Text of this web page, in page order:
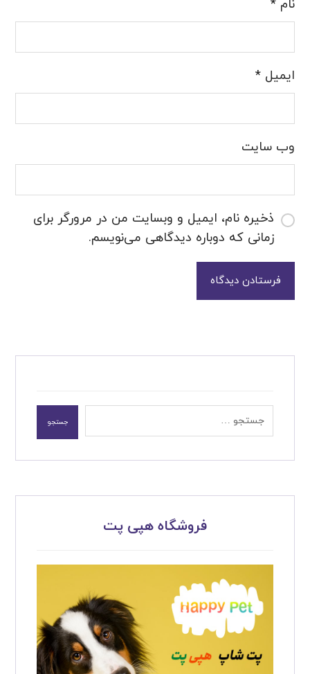
نام*
ایمیل*
وب‌ سایت
ذخیره نام، ایمیل و وبسایت من در مرورگر برای
زمانی که دوباره دیدگاهی می‌نویسم.
فرستادن دیدگاه
جستجو
فروشگاه هپی پت